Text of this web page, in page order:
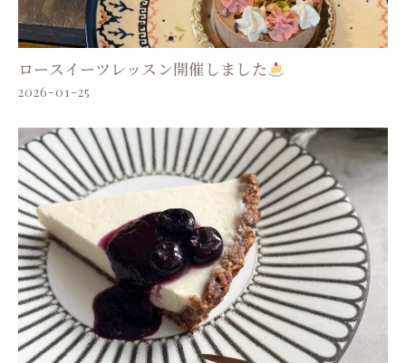
ロースイーツレッスン開催しました
2026-01-25